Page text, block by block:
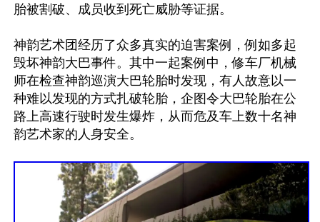
胎被割破、成员收到死亡威胁等证据。
神韵艺术团经历了众多真实的迫害案例，例如多起
毁坏神韵大巴事件。其中一起案例中，修车厂机械
师在检查神韵巡演大巴轮胎时发现，有人故意以一
种难以发现的方式扎破轮胎，企图令大巴轮胎在公
路上高速行驶时发生爆炸，从而危及车上数十名神
韵艺术家的人身安全。